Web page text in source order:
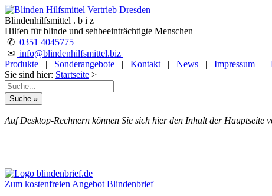
Blindenhilfsmittel . b i z
Hilfen für blinde und sehbeeinträchtigte Menschen
✆ 0351 4045775
✉ info@blindenhilfsmittel.biz
Produkte
| Sonderangebote | Kontakt | News | Impressum |
Sie sind hier: Startseite >
Auf Desktop-Rechnern können Sie sich hier den Inhalt der Hauptseite
Zum kostenfreien Angebot Blindenbrief